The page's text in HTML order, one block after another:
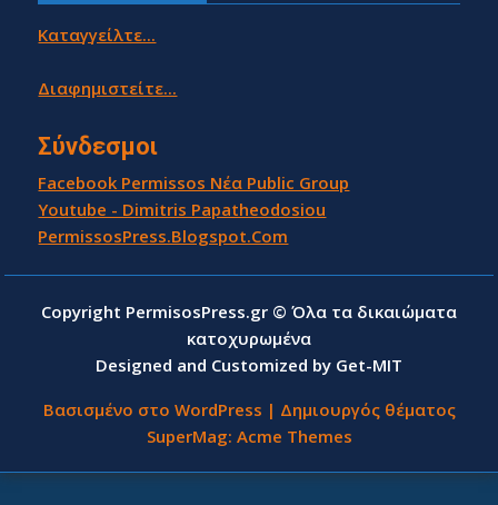
Καταγγείλτε...
Διαφημιστείτε...
Σύνδεσμοι
Facebook Permissos Νέα Public Group
Youtube - Dimitris Papatheodosiou
PermissosPress.Blogspot.Com
Copyright PermisosPress.gr © Όλα τα δικαιώματα
κατοχυρωμένα
Designed and Customized by Get-MIT
Βασισμένο στο WordPress | Δημιουργός θέματος
SuperMag: Acme Themes